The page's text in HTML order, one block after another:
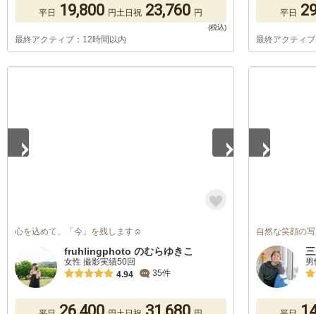
平日 19,800 円土日祝 23,760 円
最終アクティブ：12時間以内
平日
最終アクティ
心を込めて、「今」を残します☺︎︎
fruhlingphoto のむらゆきこ
女性 撮影実績50回
4.94
35件
自然な笑顔の